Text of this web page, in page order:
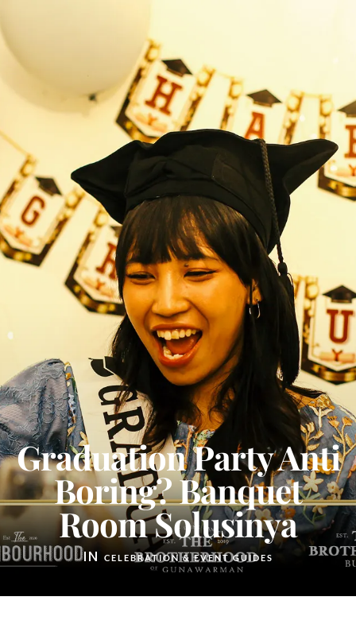
Graduation Party Anti
Boring? Banquet
Room Solusinya
IN CELEBRATION & EVENT GUIDES